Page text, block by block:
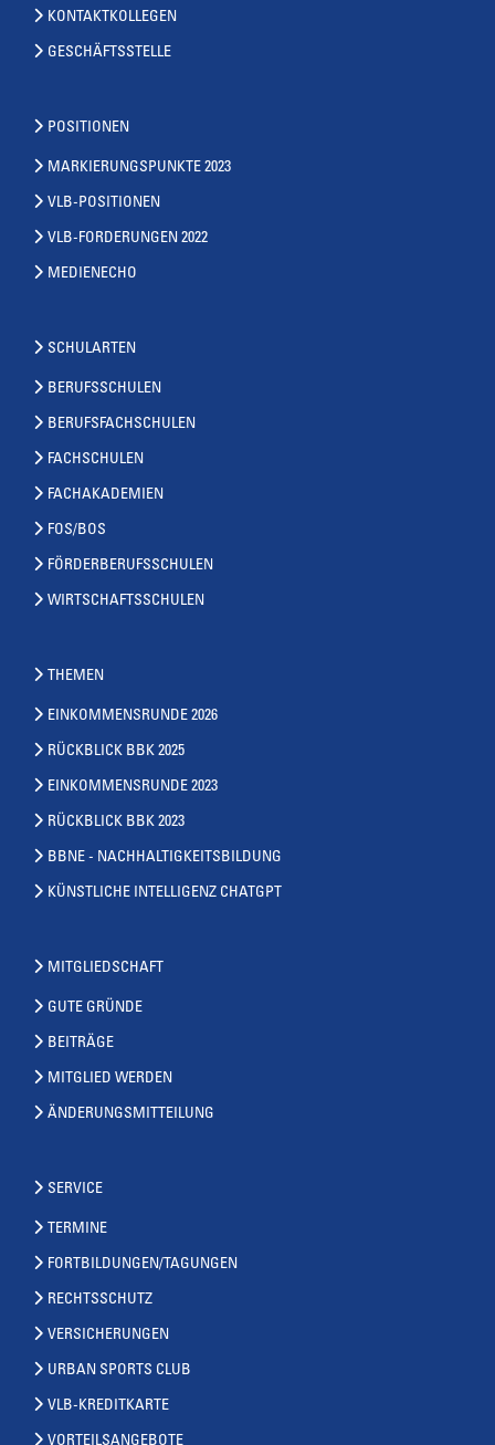
KONTAKTKOLLEGEN
GESCHÄFTSSTELLE
POSITIONEN
MARKIERUNGSPUNKTE 2023
VLB-POSITIONEN
VLB-FORDERUNGEN 2022
MEDIENECHO
SCHULARTEN
BERUFSSCHULEN
BERUFSFACHSCHULEN
FACHSCHULEN
FACHAKADEMIEN
FOS/BOS
FÖRDERBERUFSSCHULEN
WIRTSCHAFTSSCHULEN
THEMEN
EINKOMMENSRUNDE 2026
RÜCKBLICK BBK 2025
EINKOMMENSRUNDE 2023
RÜCKBLICK BBK 2023
BBNE - NACHHALTIGKEITSBILDUNG
KÜNSTLICHE INTELLIGENZ CHATGPT
MITGLIEDSCHAFT
GUTE GRÜNDE
BEITRÄGE
MITGLIED WERDEN
ÄNDERUNGSMITTEILUNG
SERVICE
TERMINE
FORTBILDUNGEN/TAGUNGEN
RECHTSSCHUTZ
VERSICHERUNGEN
URBAN SPORTS CLUB
VLB-KREDITKARTE
VORTEILSANGEBOTE